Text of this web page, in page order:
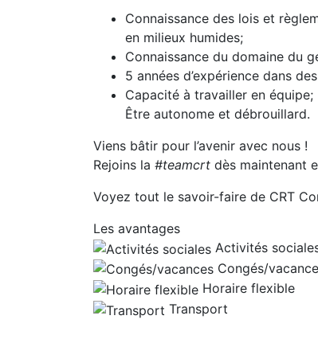
Connaissance des lois et
en milieux humides;
Connaissance du domaine du
5 années d’expérience dans
Capacité à travailler en équipe;
Être autonome et débrouillard.
Viens bâtir pour l’avenir avec nous !
Rejoins la #teamcrt dès maintenant
Voyez tout le savoir-faire de CRT
Les avantages
Activités
Congés/
Horaire flexible
Transport